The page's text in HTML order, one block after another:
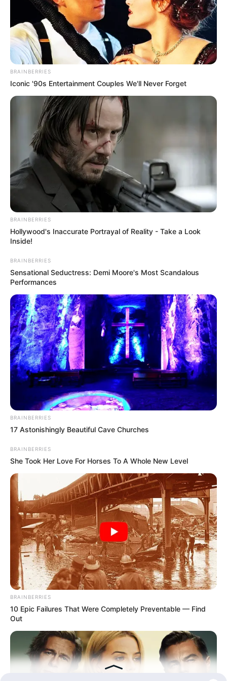
történetek és legfrissebb információk találkoznak.
Fedezd fel magazinjainkat, és lépj kapcsolatba
velünk, hogy te is részesévé válj a történetnek!
Lépj kapcsolatba velünk
Bármilyen kérdés, együttműködés vagy
tartalommegosztás esetén ne habozz minket
megkeresni a
ourblogging.journey2025@gmail.com
]e-mail
címen.
Köszönjük, hogy részese vagy az
OurBlogging.Journey közösségének
Legutóbbi cikkek
🔎 Tarjányi Péter olyat vett észre Orbán Viktor
tusványosi beszédében, amelyet más nem
📉 FORDULAT A TISZA PÁRTNÁL – CSÖKKENT A
TÁMOGATOTTSÁG A FRISS FELMÉRÉS SZERINT
📊 Most így áll a TISZA és a Fidesz a friss felmérés
szerint
🚨 Friss! Súlyos lépést jelentett be a Fidesz, miután
elnémították képviselőjüket a parlamentben
💰 Mi történt? Belenyúl a parlament Magyar Péter
fizetésébe
Kategóriák
Friss hírek
Művészek
Természet
Történetek
Világ
Információ
BRAINBERRIES
Iconic '90s Entertainment Couples We'll Never Forget
BRAINBERRIES
Hollywood's Inaccurate Portrayal of Reality - Take a Look
Inside!
BRAINBERRIES
Sensational Seductress: Demi Moore's Most Scandalous
Performances
BRAINBERRIES
17 Astonishingly Beautiful Cave Churches
BRAINBERRIES
She Took Her Love For Horses To A Whole New Level
BRAINBERRIES
10 Epic Failures That Were Completely Preventable — Find
Out